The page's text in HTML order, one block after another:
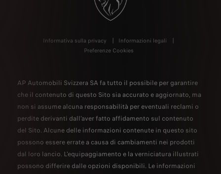
Informativa sulla privacy
Informazioni legali
Preferenze Cookies
AP Automobili Svizzera SA fa tutto il possibile per garantire
che il contenuto di questo Sito sia accurato e aggiornato, ma
non si assume alcuna responsabilità per eventuali reclami o
perdite derivanti dall'aver fatto affidamento sul contenuto
del Sito. Alcune delle informazioni contenute in questo sito
possono essere errate a causa di cambiamenti nei prodotti
dal loro lancio. L'equipaggiamento e la verniciatura illustrati
possono differire dalle opzioni disponibili. Le informazioni